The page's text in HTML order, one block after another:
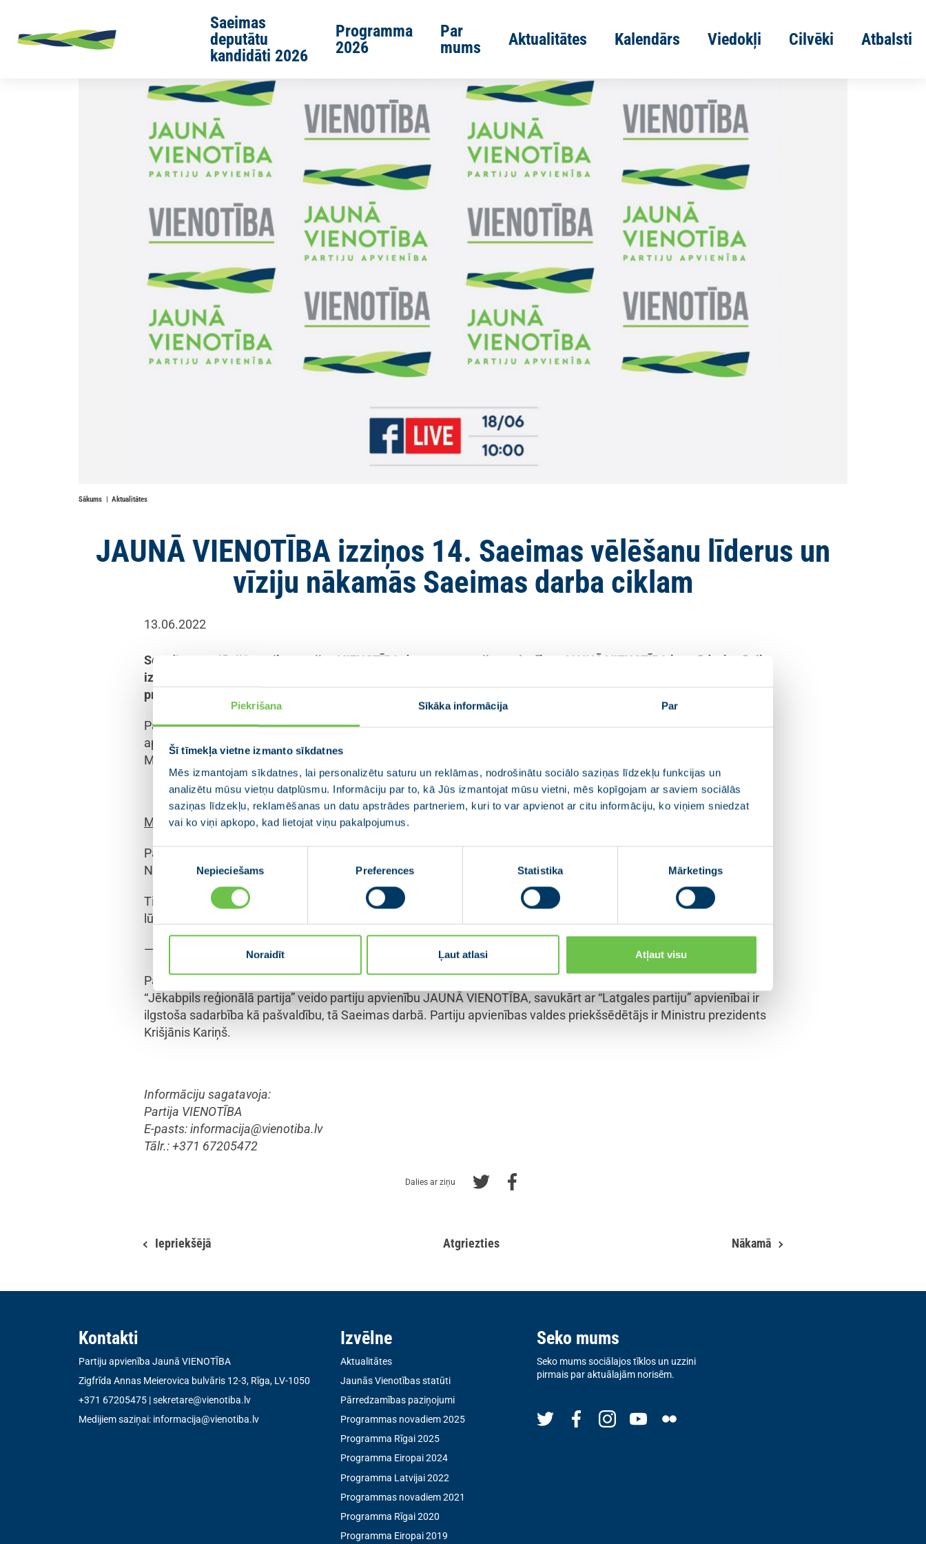
Piekrišana Sīkāka informācija Par
Šī tīmekļa vietne izmanto sīkdatnes
Mēs izmantojam sīkdatnes, lai personalizētu saturu un reklāmas, nodrošinātu sociālo saziņas līdzekļu funkcijas un
analizētu mūsu vietņu datplūsmu. Informāciju par to, kā Jūs izmantojat mūsu vietni, mēs kopīgojam ar saviem sociālās
saziņas līdzekļu, reklamēšanas un datu apstrādes partneriem, kuri to var apvienot ar citu informāciju, ko viņiem sniedzat
vai ko viņi apkopo, kad lietojat viņu pakalpojumus.
Piekrišanas
Nepieciešams Preferences Statistika Mārketings
Noraidīt Ļaut atlasi Atļaut visu
Saeimas
deputātu
kandidāti 2026
Programma
2026
Par
mums
Aktualitātes Kalendārs Viedokļi Cilvēki Atbalsti
Sākums Aktualitātes
JAUNĀ VIENOTĪBA izziņos 14. Saeimas vēlēšanu līderus un
vīziju nākamās Saeimas darba ciklam
13.06.2022
Sestdien, 18. jūnijā, notiks partijas VIENOTĪBA domes un partiju apvienības JAUNĀ VIENOTĪBA kopsēde, kurā tiks
izziņota politiskā spēka dalība 14. Saeimas vēlēšanās, tai skaitā nominējot partiju apvienības kandidātu Ministru
prezidenta amatam.
Partijas un apvienības kopsēdē klātesošos uzrunās VIENOTĪBAS domes priekšsēdētājs Hosams Abu Meri, partiju
apvienības JAUNĀ VIENOTĪBA valdes locekle, partijas “Kuldīgas novadam” valdes priekšsēdētāja Inga Bērziņa,
Ministru prezidents Krišjānis Kariņš un ārlietu ministrs Edgars Rinkēvičs. Kopsēdes noslēgumā plānotas debates.
Mediju ievērībai!
Partijas VIENOTĪBA domes un partiju apvienības JAUNĀ VIENOTĪBA kopsēde sāksies pl. 10:00 un ilgs līdz pl. 12:00.
Norises vieta – Kokaru zāle Mežaparka lielajā estrādē.
Tiem mediju pārstāvjiem, kuriem nepieciešama automašīnas caurlaide iebraukšanai Mežaparka estrādes teritorijā,
lūgums rakstīt uz e-pasta adresi
———
Partija VIENOTĪBA ar partijām “Kuldīgas novadam”, “Tukuma pilsētai un novadam”, “Valmierai un Vidzemei” un
“Jēkabpils reģionālā partija” veido partiju apvienību JAUNĀ VIENOTĪBA, savukārt ar “Latgales partiju” apvienībai ir
ilgstoša sadarbība kā pašvaldību, tā Saeimas darbā. Partiju apvienības valdes priekšsēdētājs ir Ministru prezidents
Krišjānis Kariņš.
Informāciju sagatavoja:
Partija VIENOTĪBA
E-pasts:informacija@vienotiba.lv
Tālr.: +371 67205472
Dalies ar ziņu
Iepriekšējā Atgriezties Nākamā
Kontakti
Partiju apvienība Jaunā VIENOTĪBA
Zigfrīda Annas Meierovica bulvāris 12-3, Rīga, LV-1050
+371 67205475 |sekretare@vienotiba.lv
Medijiem saziņai: informacija@vienotiba.lv
Izvēlne
Aktualitātes
Jaunās Vienotības statūti
Pārredzamības paziņojumi
Programmas novadiem 2025
Programma Rīgai 2025
Programma Eiropai 2024
Programma Latvijai 2022
Programmas novadiem 2021
Programma Rīgai 2020
Programma Eiropai 2019
Seko mums
Seko mums sociālajos tīklos un uzzini
pirmais par aktuālajām norisēm.